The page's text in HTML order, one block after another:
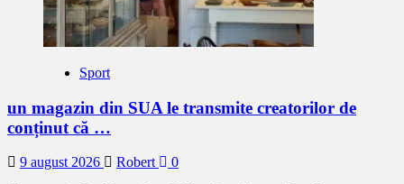
Sport
un magazin din SUA le transmite creatorilor de
conținut că …
9 august 2026 Robert
0